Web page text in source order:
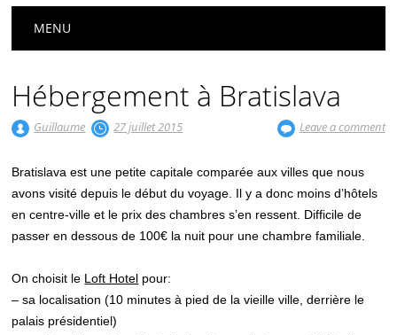
Main menu
MENU
Hébergement à Bratislava
Guillaume 27 juillet 2015 Leave a comment
Bratislava est une petite capitale comparée aux villes que nous
avons visité depuis le début du voyage. Il y a donc moins d’hôtels
en centre-ville et le prix des chambres s’en ressent. Difficile de
passer en dessous de 100€ la nuit pour une chambre familiale.
On choisit le Loft Hotel pour:
– sa localisation (10 minutes à pied de la vieille ville, derrière le
palais présidentiel)